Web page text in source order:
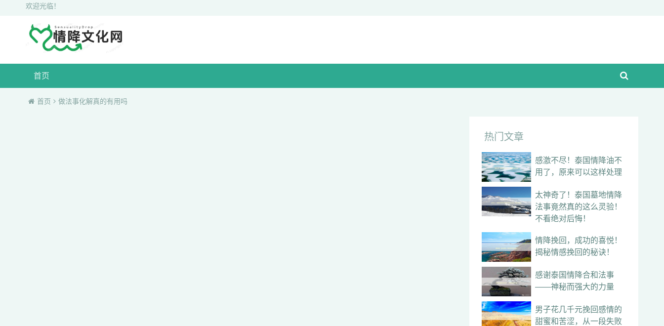
欢迎光临！
首页
首页 做法事化解真的有用吗
热门文章
感激不尽！泰国情降油不
用了，原来可以这样处理
太神奇了！泰国墓地情降
法事竟然真的这么灵验！
不看绝对后悔！
情降挽回，成功的喜悦！
揭秘情感挽回的秘诀！
感谢泰国情降合和法事
——神秘而强大的力量
男子花几千元挽回感情的
甜蜜和苦涩，从一段失败